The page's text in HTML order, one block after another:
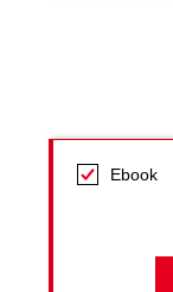
Ebook